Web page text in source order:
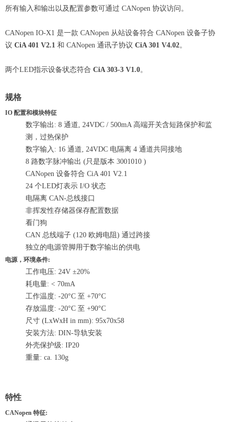
所有输入和输出以及配置参数可通过 CANopen 协议访问。
CANopen IO-X1 是一款 CANopen 从站设备符合 CANopen 设备子协
议 CiA 401 V2.1 和 CANopen 通讯子协议 CiA 301 V4.02。
两个LED指示设备状态符合 CiA 303-3 V1.0。
规格
IO 配置和模块特征
数字输出: 8 通道, 24VDC / 500mA 高端开关含短路保护和监
测，过热保护
数字输入: 16 通道, 24VDC 电隔离 4 通道共同接地
8 路数字脉冲输出 (只是版本 3001010 )
CANopen 设备符合 CiA 401 V2.1
24 个LED灯表示 I/O 状态
电隔离 CAN-总线接口
非挥发性存储器保存配置数据
看门狗
CAN 总线端子 (120 欧姆电阻) 通过跨接
独立的电源管脚用于数字输出的供电
电源，环境条件:
工作电压: 24V ±20%
耗电量: < 70mA
工作温度: -20°C 至 +70°C
存放温度: -20°C 至 +90°C
尺寸 (LxWxH in mm): 95x70x58
安装方法: DIN-导轨安装
外壳保护级: IP20
重量: ca. 130g
特性
CANopen 特征: